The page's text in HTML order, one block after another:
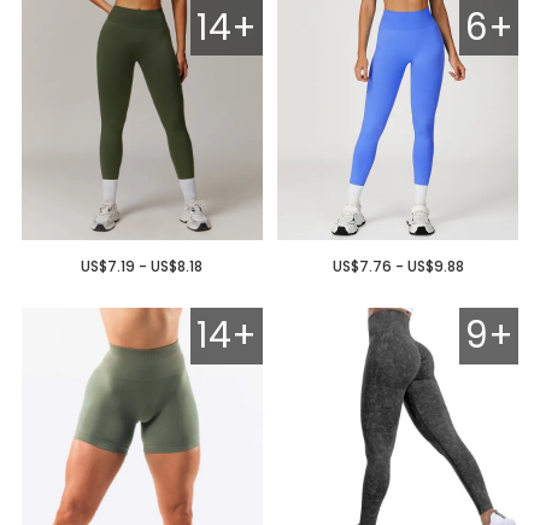
6+
US$7.76 - US$9.88
14+
US$7.19 - US$8.18
9+
14+